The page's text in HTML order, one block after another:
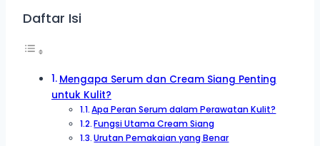
Daftar Isi
Mengapa Serum dan Cream Siang Penting
untuk Kulit?
Apa Peran Serum dalam Perawatan Kulit?
Fungsi Utama Cream Siang
Urutan Pemakaian yang Benar